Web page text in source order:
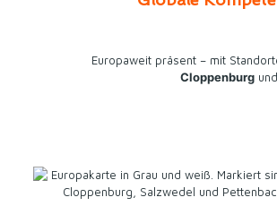
Europaweit präsent – mit
Cloppenburg